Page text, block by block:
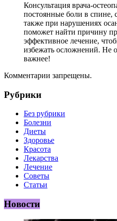
Консультация врача-
постоянные боли в спине,
также при нарушениях
поможет найти причину
эффективное лечение,
избежать осложнений. Не
важнее!
Комментарии запрещены.
Рубрики
Без рубрики
Болезни
Диеты
Здоровье
Красота
Лекарства
Лечение
Советы
Статьи
Новости